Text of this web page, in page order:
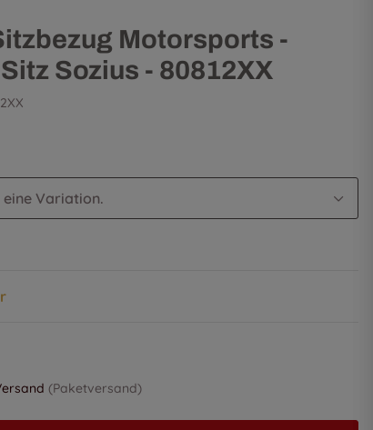
Motorsports -
Sozius - 80812XX
eine Variation.
(Paketversand)